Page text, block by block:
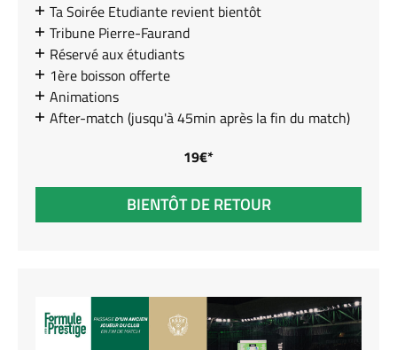
Ta Soirée Etudiante revient bientôt
Tribune Pierre-Faurand
Réservé aux étudiants
1ère boisson offerte
Animations
After-match (jusqu'à 45min après la fin du match)
19€*
BIENTÔT DE RETOUR